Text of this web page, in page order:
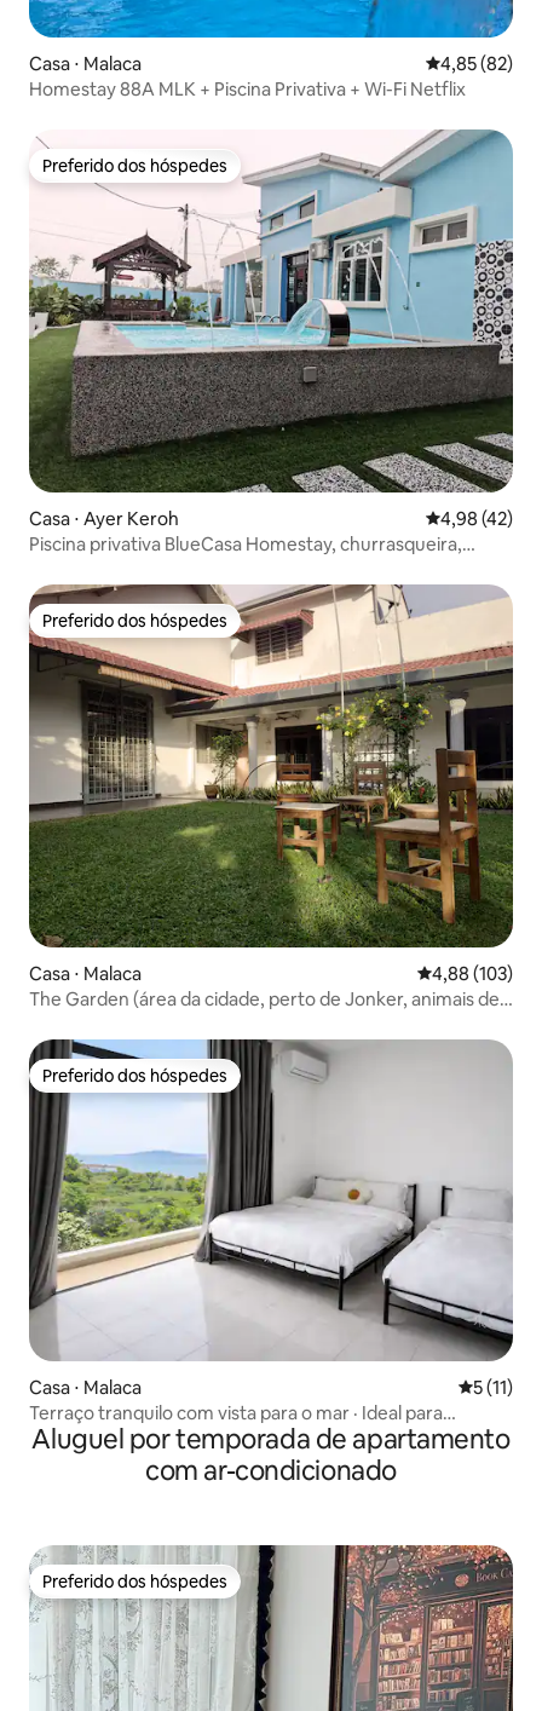
Casa ⋅ Malaca 4,85 de uma
4,85 (82)
Homestay 88A MLK + Piscina Privativa + Wi-Fi Netflix
Preferido dos hóspedes
Preferido dos hóspedes
Casa ⋅ Ayer Keroh 4,98 de uma
4,98 (42)
Piscina privativa BlueCasa Homestay, churrasqueira,
Preferido dos hóspedes
Preferido dos hóspedes
Casa ⋅ Malaca 4,88 de uma
4,88 (103)
The Garden (área da cidade, perto de Jonker, animais de
Preferido dos hóspedes
Preferido dos hóspedes
Casa ⋅ Malaca 5 de uma
5 (11)
Terraço tranquilo com vista para o mar · Ideal para
crianças · Mercado 24h
Aluguel por temporada de apartamento
com ar-condicionado
Preferido dos hóspedes
Preferido dos hóspedes